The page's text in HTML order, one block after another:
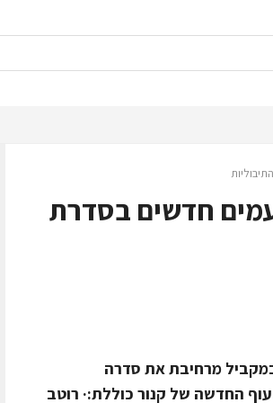
חדשים בסדרת
מרחיבת את סדרה
החדשה של קנור כוללת:· רוטב